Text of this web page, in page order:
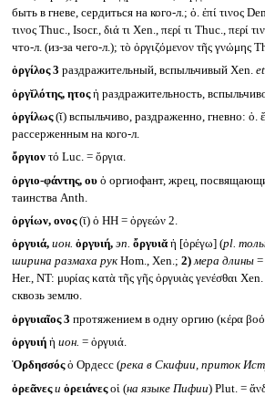
быть в гневе, сердиться на кого-л.; ὀ. ἐπί τινος
τινος Thuc., Isocr., διά τι Xen., περί τι Thuc., περί
что-л. (из-за чего-л.); τὸ ὀργιζόμενον τῆς γνώμης
ὀργίλος 3 раздражительный, вспыльчивый Xen.
ὀργῐλότης, ητοςἡ раздражительность,
ὀργίλως(ῐ) вспыльчиво, раздраженно, гневно: ὀ.
рассерженным на кого-л.
ὄργιον τό Luc. = ὄργια.
ὀργιο-φάντης, ουὁ оргиофант, жрец,
таинства Anth.
ὀργίων, ονος(ῑ) ὁ HH = ὀργεών 2.
ὀργυιά, ион. ὀργυιή, эп. ὄργυιᾰἡ [ὀρέγω] (pl.
ширина размаха рукHom., Xen.; 2) мера длины=
Her., NT: μυρίας κατὰ τῆς γῆς ὀργυιὰς γενέσθαι
сквозь землю.
ὀργυιαῖος 3 протяжением в одну оргию (κέρα
ὀργυιή ἡ ион. = ὀργυιά.
Ὀρδησσόςὁ Ордесс (река в Скифии, приток
ὀρεᾶνεςи ὀρειάνεςοἱ (на языке Пифии) Plut. =